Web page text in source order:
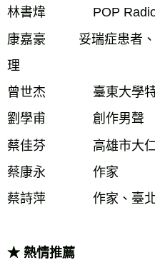
林書煒		POP Radio台長、主持人
康嘉豪	    妥瑞症患者、技達創意資訊有限公司總經
理
曾世杰		臺東大學特殊教育學系教授
劉學甫		創作男聲
蔡佳芬		高雄市大仁國中特教老師
蔡康永		作家
蔡詩萍		作家、臺北市政府文化局局長
★ 熱情推薦